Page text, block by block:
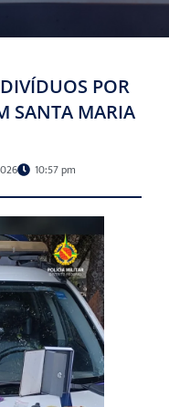
POR
SANTA MARIA
10:57 pm